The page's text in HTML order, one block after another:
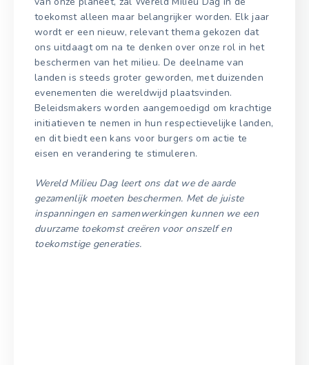
toekomst alleen maar belangrijker worden. Elk jaar
wordt er een nieuw, relevant thema gekozen dat
ons uitdaagt om na te denken over onze rol in het
beschermen van het milieu. De deelname van
landen is steeds groter geworden, met duizenden
evenementen die wereldwijd plaatsvinden.
Beleidsmakers worden aangemoedigd om krachtige
initiatieven te nemen in hun respectievelijke landen,
en dit biedt een kans voor burgers om actie te
eisen en verandering te stimuleren.
Wereld Milieu Dag leert ons dat we de aarde
gezamenlijk moeten beschermen. Met de juiste
inspanningen en samenwerkingen kunnen we een
duurzame toekomst creëren voor onszelf en
toekomstige generaties.